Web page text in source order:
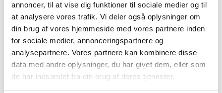
annoncer, til at vise dig funktioner til sociale medier og til
at analysere vores trafik. Vi deler også oplysninger om
din brug af vores hjemmeside med vores partnere inden
for sociale medier, annonceringspartnere og
analysepartnere. Vores partnere kan kombinere disse
data med andre oplysninger, du har givet dem, eller som
de har indsamlet fra din brug af deres tjenester.
Esqualo
Vi har i øjeblikket ikke nogle produkter med dette
mærke.